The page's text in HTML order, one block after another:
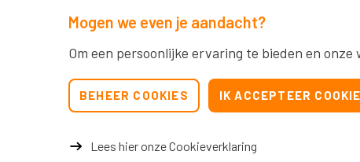
Mogen we even je aandacht?
Om een persoonlijke ervaring te bieden en
BEHEER COOKIES IK ACCEPTEER
Lees hier onze Cookieverklaring